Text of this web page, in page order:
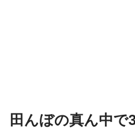
田んぼの真ん中で